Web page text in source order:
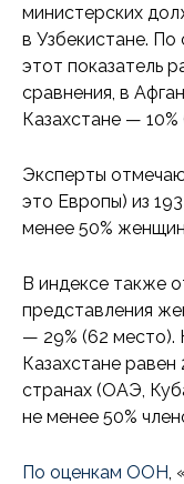
министерских
в Узбекистане.
этот показатель
сравнения, в
Казахстане — 10%
Эксперты
это Европы) из
менее 50%
В индексе также
представления
— 29% (62 место).
Казахстане
странах (ОАЭ,
не менее 50%
По оценкам ООН